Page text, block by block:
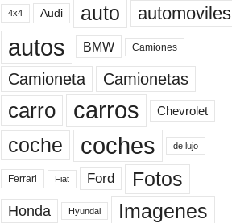
4x4 Audi auto automoviles
autos BMW Camiones
Camioneta Camionetas
carro carros Chevrolet
coche coches de lujo
Ferrari Fiat Ford Fotos
Honda Hyundai Imagenes